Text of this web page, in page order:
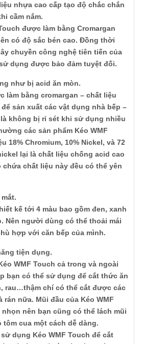
nhựa cao cấp tạo độ chắc chắn
cầm nắm.
được làm bằng Cromargan
có độ sắc bén cao. Đồng thời
chuyền công nghệ tiên tiến của
dụng được bảo đảm tuyệt đối.
như bị acid ăn mòn.
làm bằng cromargan – chất liệu
sản xuất các vật dụng nhà bếp –
không bị rỉ sét khi sử dụng nhiều
các sản phẩm Kéo WMF
18% Chromium, 10% Nickel, và 72
lại là chất liệu chống acid cao
chứa chất liệu này đều có thể yên
kế tới 4 màu bao gồm đen, xanh
Nên người dùng có thể thoải mái
hợp với căn bếp của mình.
tiện dụng.
WMF Touch cả trong và ngoài
bạn có thể sử dụng để cắt thức ăn
rau…thậm chí có thể cắt được các
nữa. Mũi đầu của Kéo WMF
nên bạn cũng có thể lách mũi
tôm cua một cách dễ dàng.
dụng Kéo WMF Touch để cắt